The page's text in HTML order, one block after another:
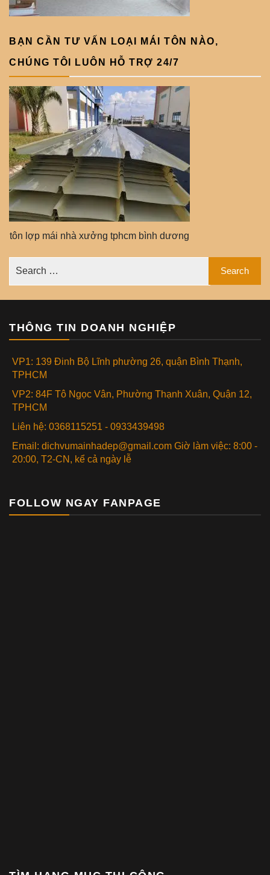
BẠN CẦN TƯ VẤN LOẠI MÁI TÔN NÀO,
CHÚNG TÔI LUÔN HỖ TRỢ 24/7
tôn lợp mái nhà xưởng tphcm bình dương
THÔNG TIN DOANH NGHIỆP
VP1: 139 Đinh Bộ Lĩnh phường 26, quận Bình Thạnh,
TPHCM
VP2: 84F Tô Ngọc Vân, Phường Thạnh Xuân, Quận 12,
TPHCM
Liên hệ: 0368115251 - 0933439498
Email: dichvumainhadep@gmail.com Giờ làm việc: 8:00 -
20:00, T2-CN, kể cả ngày lễ
FOLLOW NGAY FANPAGE